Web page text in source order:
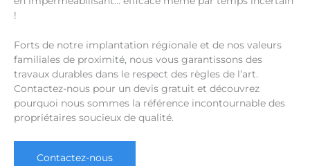
!
Forts de notre implantation régionale et de nos valeurs
familiales de proximité, nous vous garantissons des
travaux durables dans le respect des règles de l’art.
Contactez-nous pour un devis gratuit et découvrez
pourquoi nous sommes la référence incontournable des
propriétaires soucieux de qualité.
Contactez-nous